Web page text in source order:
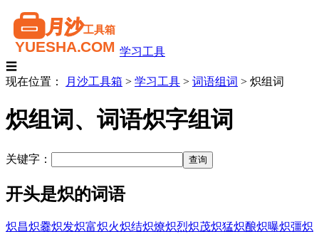
学习工具
☰
现在位置：
月沙工具箱 > 学习工具 > 词语组词 > 炽组词
炽组词、词语炽字组词
关键字：
开头是炽的词语
炽昌炽爨炽发炽富炽火炽结炽燎炽烈炽茂炽猛炽酿炽曝炽彊炽